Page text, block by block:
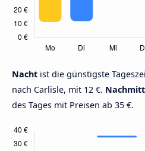
Nacht ist die günstigste
nach Carlisle, mit 12 €.
des Tages mit Preisen ab 35 €.